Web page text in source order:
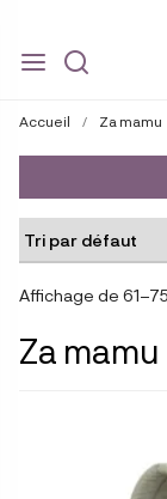
à
au
Accueil / Za mamu
Affichage de
Za mamu